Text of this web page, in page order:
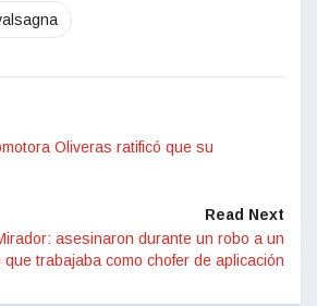
Oliveras ratificó que su
Read Next
asesinaron durante un robo a un
que trabajaba como chofer de aplicación